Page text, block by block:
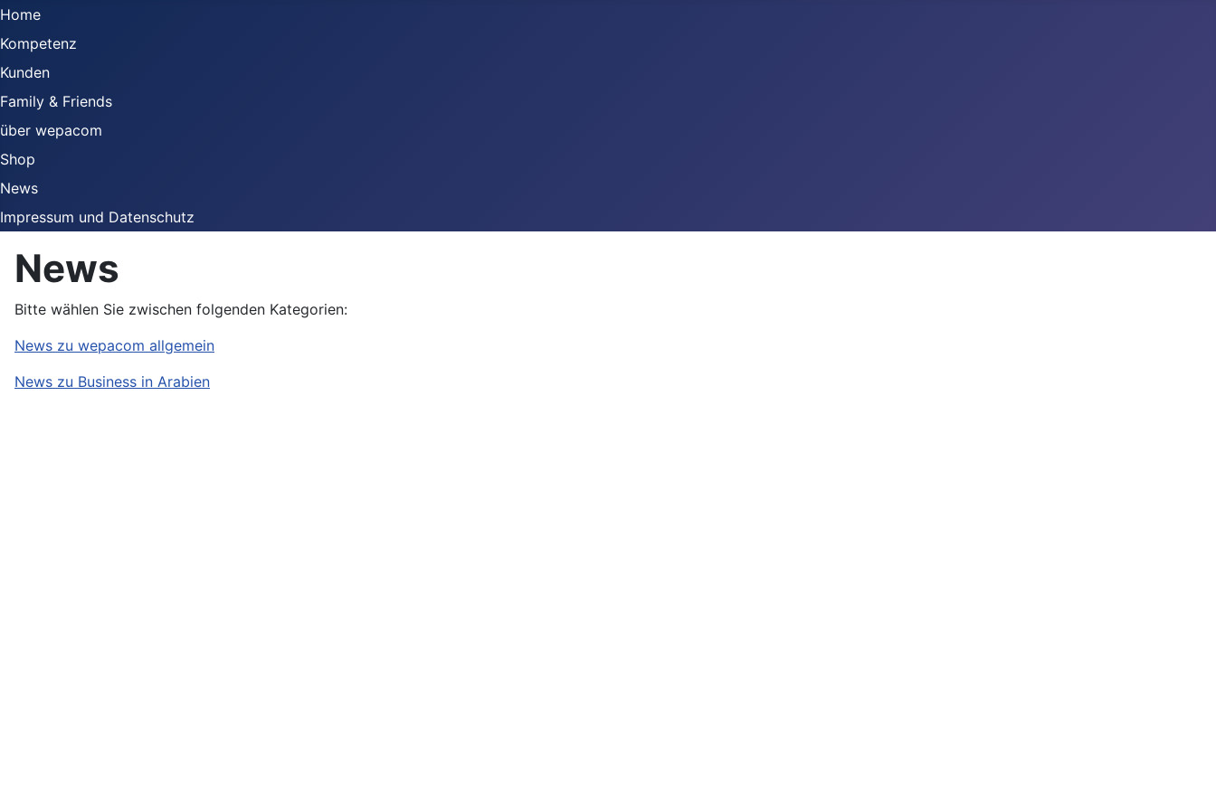
Home
Kompetenz
Kunden
Family & Friends
über wepacom
Shop
News
Impressum und Datenschutz
News
Bitte wählen Sie zwischen folgenden Kategorien:
News zu wepacom allgemein
News zu Business in Arabien